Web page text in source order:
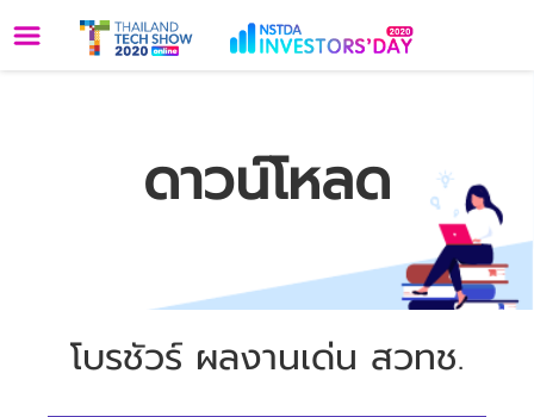
Toggle
navigation
ดาวน์โหลด
โบรชัวร์ ผลงานเด่น สวทช.